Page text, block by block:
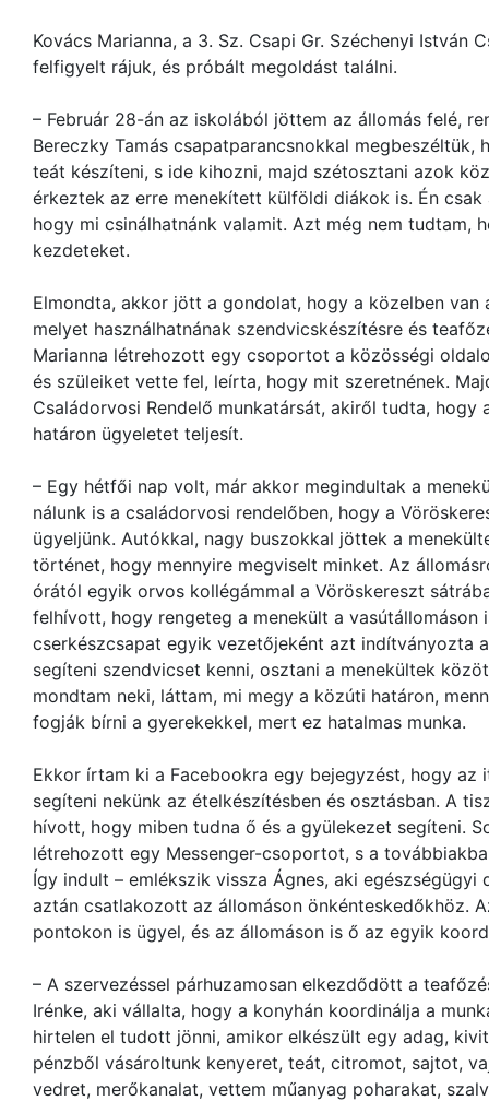
Kovács Marianna, a 3. Sz. Csapi Gr. Széchenyi István
felfigyelt rájuk, és próbált megoldást találni.
– Február 28-án az iskolából jöttem az állomás felé,
Bereczky Tamás csapatparancsnokkal
teát készíteni, s ide kihozni, majd szétosztani azok
érkeztek az erre menekített külföldi diákok is. Én
hogy mi csinálhatnánk valamit. Azt még nem tudtam,
kezdeteket.
Elmondta, akkor jött a gondolat, hogy a közelben van
melyet használhatnának szendvicskészítésre és
Marianna létrehozott egy csoportot a közösségi
és szüleiket vette fel, leírta, hogy mit szeretnének.
Családorvosi Rendelő munkatársát, akiről tudta, hogy
határon ügyeletet teljesít.
– Egy hétfői nap volt, már akkor megindultak a
nálunk is a családorvosi rendelőben, hogy a
ügyeljünk. Autókkal, nagy buszokkal jöttek a
történet, hogy mennyire megviselt minket. Az
órától egyik orvos kollégámmal a Vöröskereszt
felhívott, hogy rengeteg a menekült a vasútállomáson
cserkészcsapat egyik vezetőjeként azt indítványozta
segíteni szendvicset kenni, osztani a menekültek
mondtam neki, láttam, mi megy a közúti határon,
fogják bírni a gyerekekkel, mert ez hatalmas munka.
Ekkor írtam ki a Facebookra egy bejegyzést, hogy
segíteni nekünk az ételkészítésben és osztásban. A
hívott, hogy miben tudna ő és a gyülekezet segíteni.
létrehozott egy Messenger-csoportot, s a
Így indult – emlékszik vissza Ágnes, aki
aztán csatlakozott az állomáson önkénteskedőkhöz.
pontokon is ügyel, és az állomáson is ő az egyik
– A szervezéssel párhuzamosan elkezdődött a
Irénke, aki vállalta, hogy a konyhán koordinálja a
hirtelen el tudott jönni, amikor elkészült egy adag,
pénzből vásároltunk kenyeret, teát, citromot, sajtot,
vedret, merőkanalat, vettem műanyag poharakat,